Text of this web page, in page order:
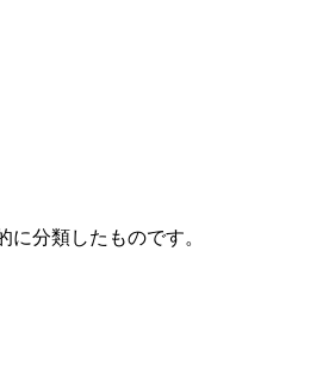
に分類したものです。